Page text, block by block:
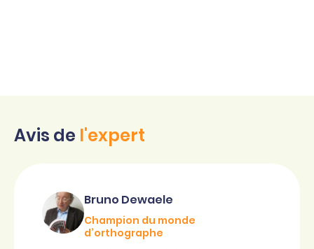
Avis de l'expert
Bruno Dewaele
Champion du monde
d’orthographe